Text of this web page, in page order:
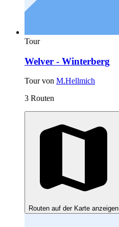
Tour
Welver - Winterberg
Tour von M.Hellmich
3 Routen
Routen auf der Karte anzeigen